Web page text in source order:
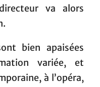
va alors
bien apaisées
variée, et
à l’opéra,